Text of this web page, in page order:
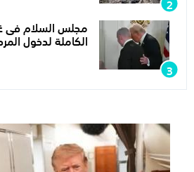
مجلس السلام فى
الكاملة لدخول